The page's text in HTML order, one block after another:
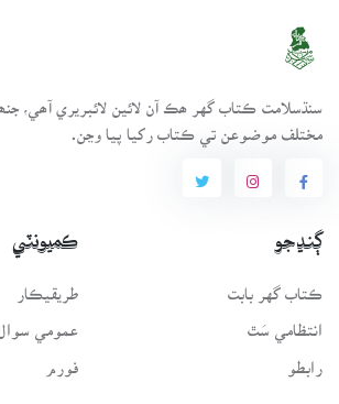
مختلف موضوعن تي ڪتاب رکيا پيا وڃن.
ڳنڍجو
ڪتاب گهر بابت
انتظامي سَٿ
رابطو
ڪميونٽي
طريقيڪار
عمومي سوال
فورم